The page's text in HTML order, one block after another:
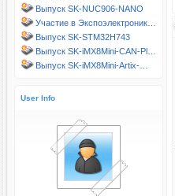
Выпуск SK-NUC906-NANO
Участие в Экспоэлектроник…
Выпуск SK-STM32H743
Выпуск SK-iMX8Mini-CAN-Pl…
Выпуск SK-iMX8Mini-Artix-…
User Info